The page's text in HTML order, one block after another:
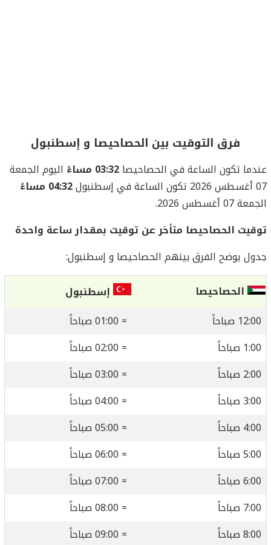
فرق التوقيت بين الحصاحيصا و إسطنبول
عندما تكون الساعة في الحصاحيصا03:32 مساءً
اليوم الجمعة
07 أغسطس 2026 تكون الساعة في إسطنبول
04:32 مساءً
الجمعة 07 أغسطس 2026.
توقيت الحصاحيصا متأخر عن توقيت بمقدار ساعة واحدة
جدول يوضح الفرق بينهم الحصاحيصا و إسطنبول:
الحصاحيصا
إسطنبول
12:00 صباحاً
= 01:00 صباحاً
1:00 صباحاً
= 02:00 صباحاً
2:00 صباحاً
= 03:00 صباحاً
3:00 صباحاً
= 04:00 صباحاً
4:00 صباحاً
= 05:00 صباحاً
5:00 صباحاً
= 06:00 صباحاً
6:00 صباحاً
= 07:00 صباحاً
7:00 صباحاً
= 08:00 صباحاً
8:00 صباحاً
= 09:00 صباحاً